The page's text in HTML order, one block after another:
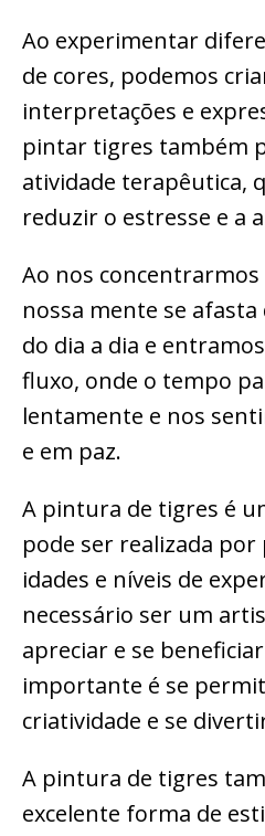
Ao experimentar
de cores, podemos
interpretações e
pintar tigres também
atividade terapêutica,
reduzir o estresse e a
Ao nos
nossa mente se
do dia a dia e
fluxo, onde o tempo
lentamente e nos
e em paz.
A pintura de tigres é
pode ser realizada por
idades e níveis de
necessário ser um
apreciar e se
importante é se
criatividade e se
A pintura de tigres
excelente forma de